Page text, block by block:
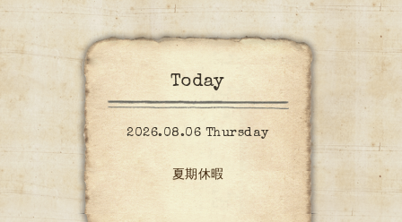
Today
2026.08.06 Thursday
夏期休暇